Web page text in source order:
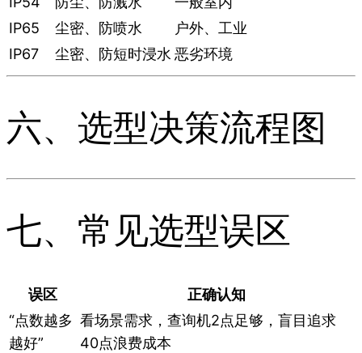
IP65
尘密、防喷水
户外、工业
IP67
尘密、防短时浸水 恶劣环境
六、选型决策流程图
七、常见选型误区
误区
正确认知
“点数越多
越好”
看场景需求，查询机2点足够，盲目追求
40点浪费成本